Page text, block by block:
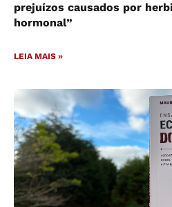
prejuízos causados por
hormonal”
LEIA MAIS »